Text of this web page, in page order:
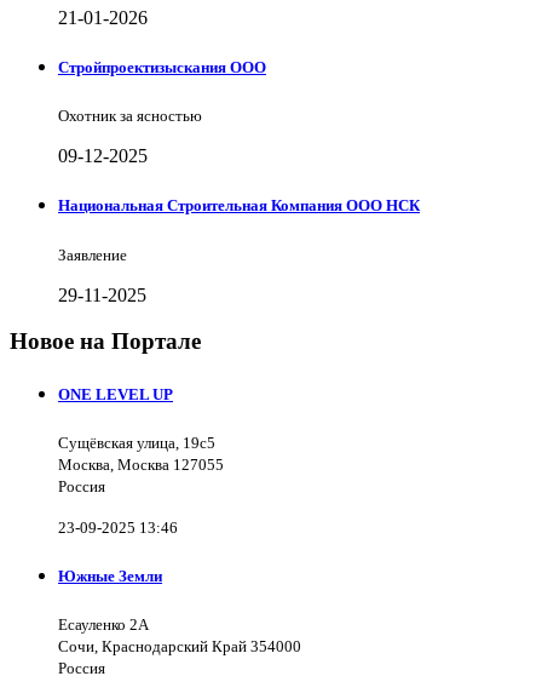
21-01-2026
Стройпроектизыскания ООО
Охотник за ясностью
09-12-2025
Национальная Строительная Компания ООО НСК
Заявление
29-11-2025
Новое на Портале
ONE LEVEL UP
Сущёвская улица, 19с5
Москва, Москва 127055
Россия
23-09-2025 13:46
Южные Земли
Есауленко 2А
Сочи, Краснодарский Край 354000
Россия